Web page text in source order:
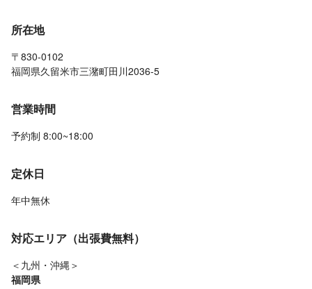
所在地
〒830-0102
福岡県久留米市三潴町田川2036-5
営業時間
予約制 8:00~18:00
定休日
年中無休
対応エリア（出張費無料）
＜九州・沖縄＞
福岡県